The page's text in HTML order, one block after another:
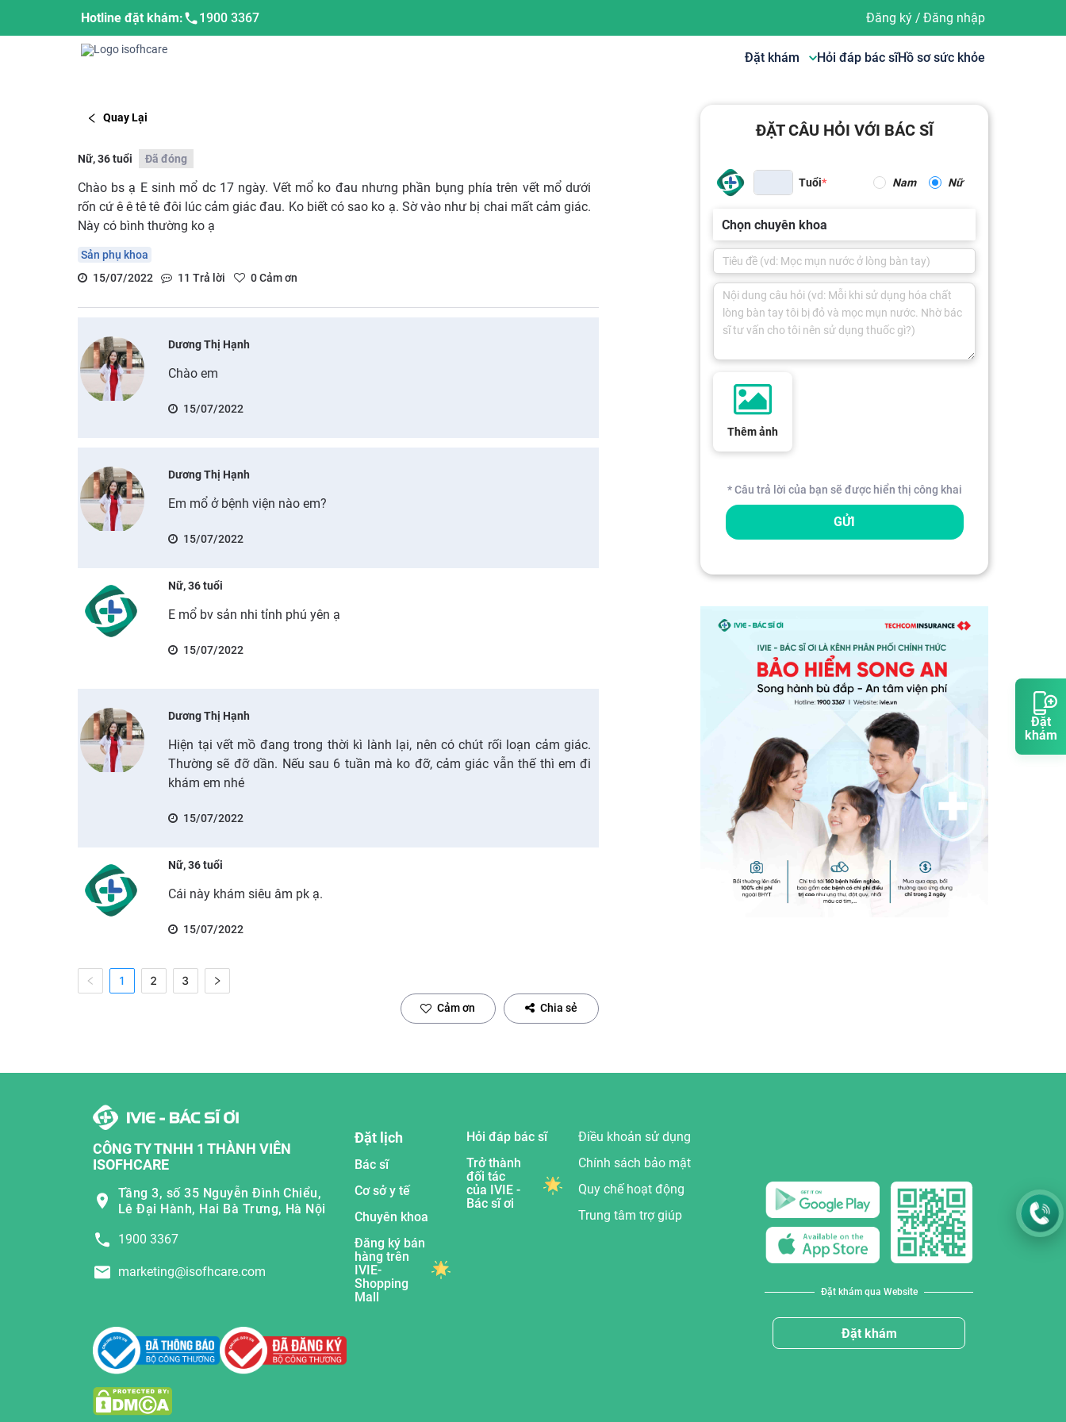
Đặt
khám
Hotline đặt khám: 1900 3367 Đăng ký/ Đăng nhập
Đặt khám Hỏi đáp bác sĩHồ sơ sức khỏe
Quay Lại
Nữ, 36 tuổi Đã đóng
Chào bs ạ E sinh mổ dc 17 ngày. Vết mổ ko đau nhưng phần bụng phía trên vết mổ dưới
rốn cứ ê ê tê tê đôi lúc cảm giác đau. Ko biết có sao ko ạ. Sờ vào như bị chai mất cảm giác.
Này có bình thường ko ạ
Sản phụ khoa
15/07/2022
11 Trả lời 0Cảm ơn
Dương Thị Hạnh
Chào em
15/07/2022
Dương Thị Hạnh
Em mổ ở bệnh viện nào em?
15/07/2022
Nữ, 36 tuổi
E mổ bv sản nhi tỉnh phú yên ạ
15/07/2022
Dương Thị Hạnh
Hiện tại vết mồ đang trong thời kì lành lại, nên có chút rối loạn cảm giác.
Thường sẽ đỡ dần. Nếu sau 6 tuần mà ko đỡ, cảm giác vẫn thế thì em đi
khám em nhé
15/07/2022
Nữ, 36 tuổi
Cái này khám siêu âm pk ạ.
15/07/2022
1 2 3
Cảm ơn Chia sẻ
ĐẶT CÂU HỎI VỚI BÁC SĨ
Tuổi Nam Nữ
Chọn chuyên khoa
Thêm ảnh
* Câu trả lời của bạn sẽ được hiển thị công khai
GỬI
CÔNG TY TNHH 1 THÀNH VIÊN
ISOFHCARE
Tầng 3, số 35 Nguyễn Đình Chiểu,
Lê Đại Hành, Hai Bà Trưng, Hà Nội
1900 3367
marketing@isofhcare.com
Đặt lịch
Bác sĩ
Cơ sở y tế
Chuyên khoa
Đăng ký bán
hàng trên
IVIE-
Shopping
Mall
Hỏi đáp bác sĩ
Trở thành
đối tác
của IVIE -
Bác sĩ ơi
Điều khoản sử dụng
Chính sách bảo mật
Quy chế hoạt động
Trung tâm trợ giúp
Đặt khám qua Website
Đặt khám